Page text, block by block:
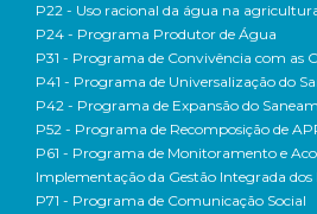
P22 - Uso racional da água na
P24 - Programa Produtor de Água
P31 - Programa de Convivência com as
P41 - Programa de Universalização do
P42 - Programa de Expansão do
P52 - Programa de Recomposição de
P61 - Programa de Monitoramento e
Implementação da Gestão Integrada dos
P71 - Programa de Comunicação Social